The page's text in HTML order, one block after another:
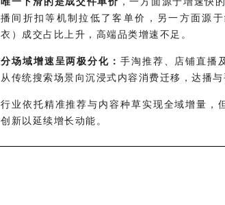
播间折扣等机制拉低了客单价，另一方面源
衣）成交占比上升，高端品类增速不足。
分场域增速呈两极分化： 手淘推荐、店铺直播
从传统搜索场景向沉浸式内容消费迁移，达播与
行业依托精准推荐与内容种草实现全域增量，
创新以延续增长动能。